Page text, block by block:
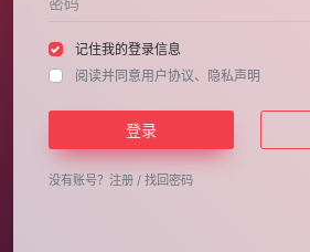
记住我的登录信息
阅读并同意用户协议、 隐私声明
登录
没有账号？ 注册 / 找回密码